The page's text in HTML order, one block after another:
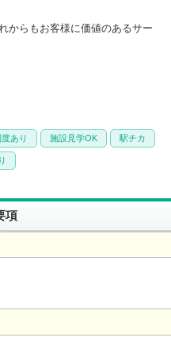
からもお客様に価値のあるサー
あり 施設見学OK 駅チカ
項